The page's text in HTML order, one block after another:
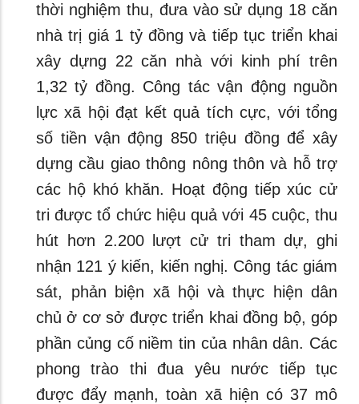
thời nghiệm thu, đưa vào sử dụng 18 căn
nhà trị giá 1 tỷ đồng và tiếp tục triển khai
xây dựng 22 căn nhà với kinh phí trên
1,32 tỷ đồng. Công tác vận động nguồn
lực xã hội đạt kết quả tích cực, với tổng
số tiền vận động 850 triệu đồng để xây
dựng cầu giao thông nông thôn và hỗ trợ
các hộ khó khăn. Hoạt động tiếp xúc cử
tri được tổ chức hiệu quả với 45 cuộc, thu
hút hơn 2.200 lượt cử tri tham dự, ghi
nhận 121 ý kiến, kiến nghị. Công tác giám
sát, phản biện xã hội và thực hiện dân
chủ ở cơ sở được triển khai đồng bộ, góp
phần củng cố niềm tin của nhân dân. Các
phong trào thi đua yêu nước tiếp tục
được đẩy mạnh, toàn xã hiện có 37 mô